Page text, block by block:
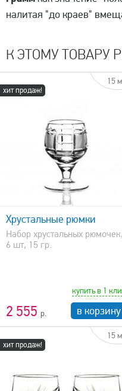
налитая "до краев"
К ЭТОМУ ТОВАРУ
хит продаж!
15
Хрустальные рюмки
Набор хрустальных рюмочек,
6 шт, 15 гр.
2 555
купить в 1
в корзину
быстрый просмотр
хит продаж!
15